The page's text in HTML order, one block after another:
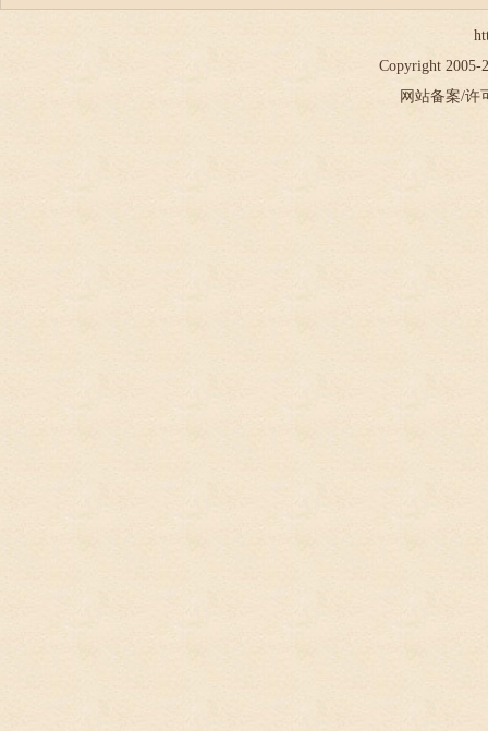
Copyright 2005-
网站备案/许